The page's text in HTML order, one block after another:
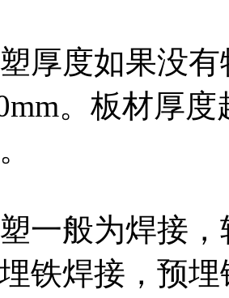
厚度如果没
。板材厚
一般为焊接
铁焊接，预